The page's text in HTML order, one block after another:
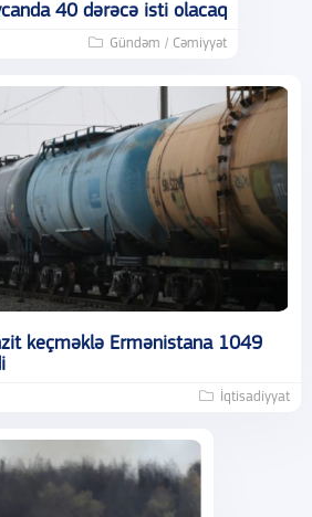
40 dərəcə isti olacaq
Gündəm / Cəmiyyət
keçməklə Ermənistana 1049
İqtisadiyyat